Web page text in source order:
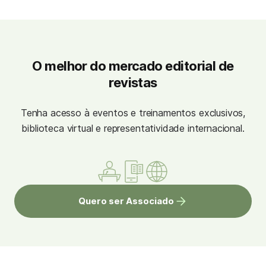
O melhor do mercado editorial de
revistas
Tenha acesso à eventos e treinamentos exclusivos,
biblioteca virtual e representatividade internacional.
Quero ser Associado